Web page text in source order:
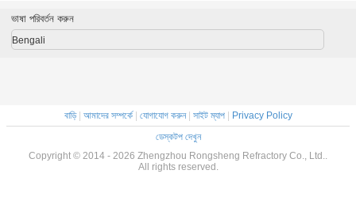
ভাষা পরিবর্তন করুন
Bengali
বাড়ি| আমাদের সম্পর্কে| যোগাযোগ করুন| সাইট ম্যাপ| Privacy Policy
ডেস্কটপ দেখুন
Copyright © 2014 - 2026 Zhengzhou Rongsheng Refractory Co., Ltd..
All rights reserved.